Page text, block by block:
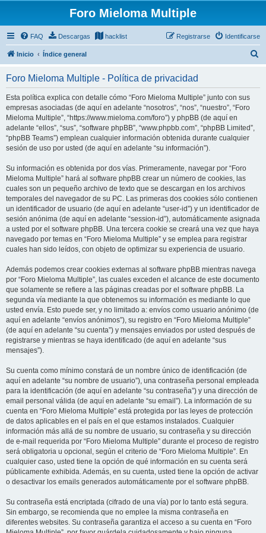
Foro Mieloma Multiple
FAQ Descargas hacklist Identificarse
Registrarse
Inicio Índice general
Foro Mieloma Multiple - Política de privacidad
Esta política explica con detalle cómo “Foro Mieloma Multiple” junto con sus
empresas asociadas (de aquí en adelante “nosotros”, “nos”, “nuestro”, “Foro
Mieloma Multiple”, “https://www.mieloma.com/foro”) y phpBB (de aquí en
adelante “ellos”, “sus”, “software phpBB”, “www.phpbb.com”, “phpBB Limited”,
“phpBB Teams”) emplean cualquier información obtenida durante cualquier
sesión de uso por usted (de aquí en adelante “su información”).
Su información es obtenida por dos vías. Primeramente, navegar por “Foro
Mieloma Multiple” hará al software phpBB crear un número de cookies, las
cuales son un pequeño archivo de texto que se descargan en los archivos
temporales del navegador de su PC. Las primeras dos cookies sólo contienen
un identificador de usuario (de aquí en adelante “user-id”) y un identificador de
sesión anónima (de aquí en adelante “session-id”), automáticamente asignada
a usted por el software phpBB. Una tercera cookie se creará una vez que haya
navegado por temas en “Foro Mieloma Multiple” y se emplea para registrar
cuales han sido leídos, con objeto de optimizar su experiencia de usuario.
Además podemos crear cookies externas al software phpBB mientras navega
por “Foro Mieloma Multiple”, las cuales exceden el alcance de este documento
que solamente se refiere a las páginas creadas por el software phpBB. La
segunda vía mediante la que obtenemos su información es mediante lo que
usted envía. Esto puede ser, y no limitado a: envíos como usuario anónimo (de
aquí en adelante “envíos anónimos”), su registro en “Foro Mieloma Multiple”
(de aquí en adelante “su cuenta”) y mensajes enviados por usted después de
registrarse y mientras se haya identificado (de aquí en adelante “sus
mensajes”).
Su cuenta como mínimo constará de un nombre único de identificación (de
aquí en adelante “su nombre de usuario”), una contraseña personal empleada
para la identificación (de aquí en adelante “su contraseña”) y una dirección de
email personal válida (de aquí en adelante “su email”). La información de su
cuenta en “Foro Mieloma Multiple” está protegida por las leyes de protección
de datos aplicables en el país en el que estamos instalados. Cualquier
información más allá de su nombre de usuario, su contraseña y su dirección
de e-mail requerida por “Foro Mieloma Multiple” durante el proceso de registro
será obligatoria u opcional, según el criterio de “Foro Mieloma Multiple”. En
cualquier caso, usted tiene la opción de qué información en su cuenta será
públicamente exhibida. Además, en su cuenta, usted tiene la opción de activar
o desactivar los emails generados automáticamente por el software phpBB.
Su contraseña está encriptada (cifrado de una vía) por lo tanto está segura.
Sin embargo, se recomienda que no emplee la misma contraseña en
diferentes websites. Su contraseña garantiza el acceso a su cuenta en “Foro